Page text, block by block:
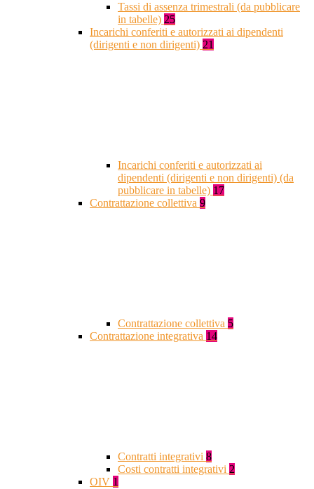
Tassi di assenza trimestrali (da pubblicare
in tabelle) 25
Incarichi conferiti e autorizzati ai dipendenti
(dirigenti e non dirigenti) 21
Incarichi conferiti e autorizzati ai
dipendenti (dirigenti e non dirigenti) (da
pubblicare in tabelle) 17
Contrattazione collettiva 9
Contrattazione collettiva 5
Contrattazione integrativa 14
Contratti integrativi 8
Costi contratti integrativi 2
OIV 1